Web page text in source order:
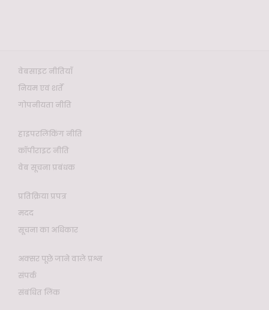
वेबसाइट नीतियाँ
नियम एवं शर्तें
गोपनीयता नीति
हाइपरलिंकिंग नीति
कॉपीराइट नीति
वेब सूचना प्रबंधक
प्रतिक्रिया प्रपत्र
मदद
सूचना का अधिकार
अक्सर पूछे जाने वाले प्रश्न
संपर्क
संबंधित लिंक